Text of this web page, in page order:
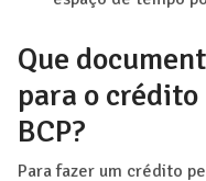
Que
para o
BCP?
Para fazer um crédito